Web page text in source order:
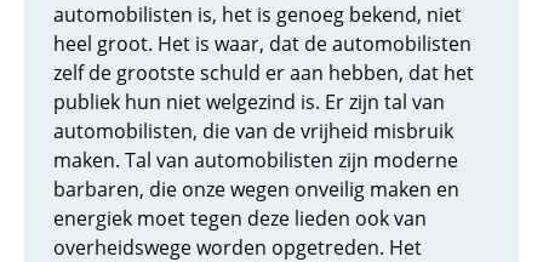
automobilisten is, het is genoeg bekend, niet
heel groot. Het is waar, dat de automobilisten
zelf de grootste schuld er aan hebben, dat het
publiek hun niet welgezind is. Er zijn tal van
automobilisten, die van de vrijheid misbruik
maken. Tal van automobilisten zijn moderne
barbaren, die onze wegen onveilig maken en
energiek moet tegen deze lieden ook van
overheidswege worden opgetreden. Het